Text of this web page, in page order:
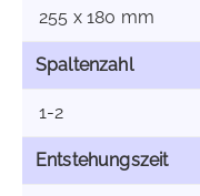
255 x 180 mm
Spaltenzahl
1-2
Entstehungszeit